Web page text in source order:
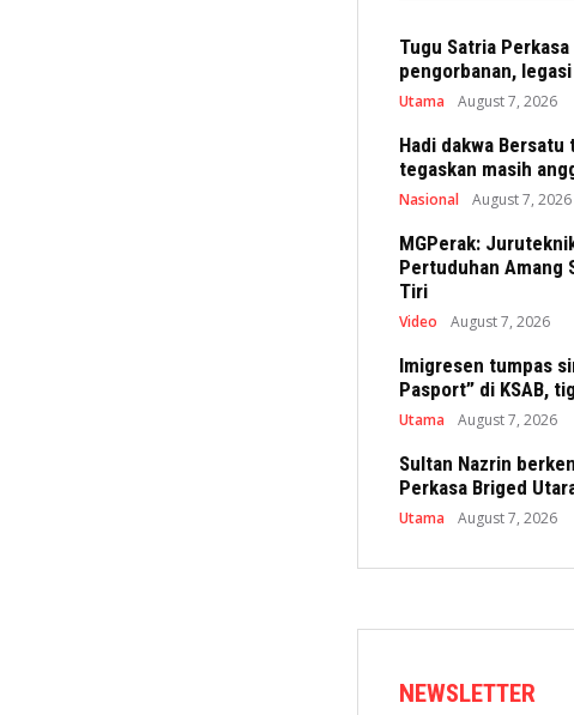
Tugu Satria
pengorbanan,
Utama August 7, 2026
Hadi dakwa
tegaskan masih
Nasional August 7, 2026
MGPerak:
Pertuduhan Amang
Tiri
Video August 7, 2026
Imigresen tumpas
Pasport” di KSAB,
Utama August 7, 2026
Sultan Nazrin
Perkasa Briged
Utama August 7, 2026
NEWSLETTER